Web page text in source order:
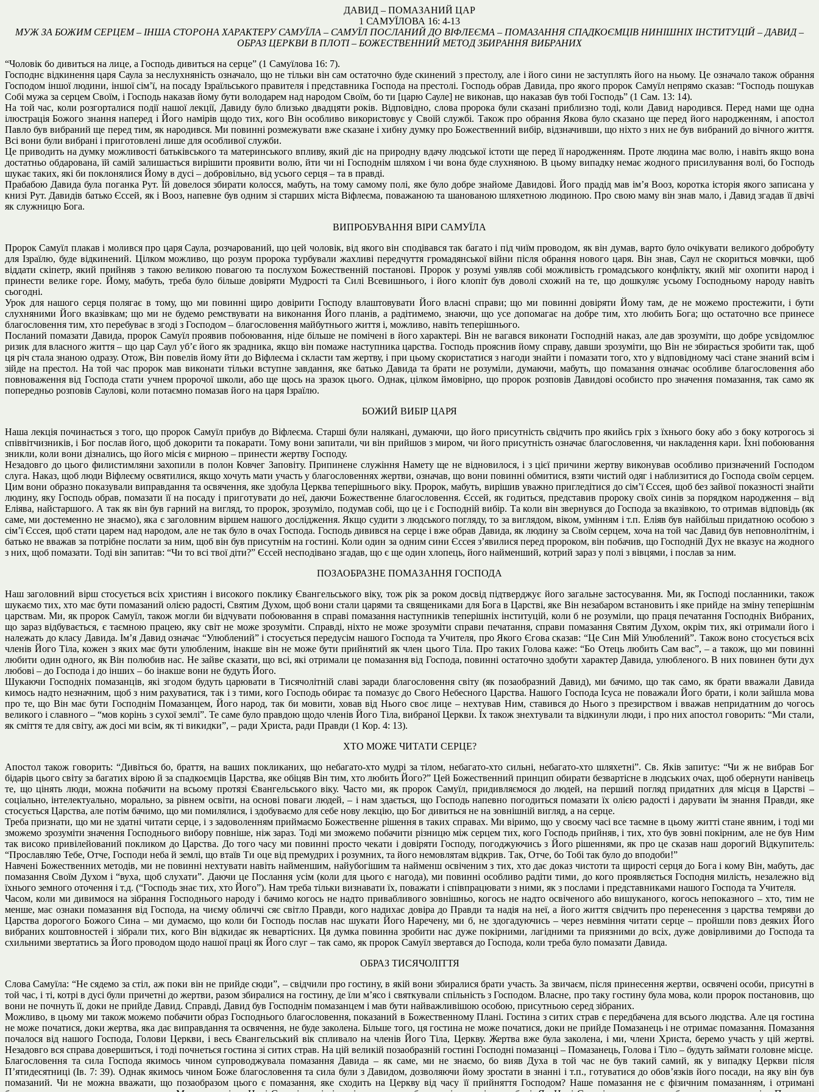
ДАВИД – ПОМАЗАНИЙ ЦАР
1 САМУЇЛОВА 16: 4-13
МУЖ ЗА БОЖИМ СЕРЦЕМ – ІНША СТОРОНА ХАРАКТЕРУ САМУЇЛА – САМУЇЛ ПОСЛАНИЙ ДО ВІФЛЕЄМА – ПОМАЗАННЯ СПАДКОЄМЦІВ НИНІШНІХ ІНСТИТУЦІЙ – ДАВИД –
ОБРАЗ ЦЕРКВИ В ПЛОТІ – БОЖЕСТВЕННИЙ МЕТОД ЗБИРАННЯ ВИБРАНИХ
“Чоловік бо дивиться на лице, а Господь дивиться на серце” (1 Самуїлова 16: 7).
Господнє відкинення царя Саула за неслухняність означало, що не тільки він сам остаточно буде скинений з престолу, але і його сини не заступлять його на ньому. Це означало також обрання
Господом іншої людини, іншої сім’ї, на посаду Ізраїльського правителя і представника Господа на престолі. Господь обрав Давида, про якого пророк Самуїл непрямо сказав: “Господь пошукав
Собі мужа за серцем Своїм, і Господь наказав йому бути володарем над народом Своїм, бо ти [царю Сауле] не виконав, що наказав був тобі Господь” (1 Сам. 13: 14).
На той час, коли розгорталися події нашої лекції, Давиду було близько двадцяти років. Відповідно, слова пророка були сказані приблизно тоді, коли Давид народився. Перед нами ще одна
ілюстрація Божого знання наперед і Його намірів щодо тих, кого Він особливо використовує у Своїй службі. Також про обрання Якова було сказано ще перед його народженням, і апостол
Павло був вибраний ще перед тим, як народився. Ми повинні розмежувати вже сказане і хибну думку про Божественний вибір, відзначивши, що ніхто з них не був вибраний до вічного життя.
Всі вони були вибрані і приготовлені лише для особливої служби.
Це приводить на думку можливості батьківського та материнського впливу, який діє на природну вдачу людської істоти ще перед її народженням. Проте людина має волю, і навіть якщо вона
достатньо обдарована, їй самій залишається вирішити проявити волю, йти чи ні Господнім шляхом і чи вона буде слухняною. В цьому випадку немає жодного присилування волі, бо Господь
шукає таких, які би поклонялися Йому в дусі – добровільно, від усього серця – та в правді.
Прабабою Давида була поганка Рут. Їй довелося збирати колосся, мабуть, на тому самому полі, яке було добре знайоме Давидові. Його прадід мав ім’я Вооз, коротка історія якого записана у
книзі Рут. Давидів батько Єссей, як і Вооз, напевне був одним зі старших міста Віфлеєма, поважаною та шанованою шляхетною людиною. Про свою маму він знав мало, і Давид згадав її двічі
як служницю Бога.
ВИПРОБУВАННЯ ВІРИ САМУЇЛА
Пророк Самуїл плакав і молився про царя Саула, розчарований, що цей чоловік, від якого він сподівався так багато і під чиїм проводом, як він думав, варто було очікувати великого добробуту
для Ізраїлю, буде відкинений. Цілком можливо, що розум пророка турбували жахливі передчуття громадянської війни після обрання нового царя. Він знав, Саул не скориться мовчки, щоб
віддати скіпетр, який прийняв з такою великою повагою та послухом Божественній постанові. Пророк у розумі уявляв собі можливість громадського конфлікту, який міг охопити народ і
принести велике горе. Йому, мабуть, треба було більше довіряти Мудрості та Силі Всевишнього, і його клопіт був доволі схожий на те, що дошкуляє усьому Господньому народу навіть
сьогодні.
Урок для нашого серця полягає в тому, що ми повинні щиро довірити Господу влаштовувати Його власні справи; що ми повинні довіряти Йому там, де не можемо простежити, і бути
слухняними Його вказівкам; що ми не будемо ремствувати на виконання Його планів, а радітимемо, знаючи, що усе допомагає на добре тим, хто любить Бога; що остаточно все принесе
благословення тим, хто перебуває в згоді з Господом – благословення майбутнього життя і, можливо, навіть теперішнього.
Посланий помазати Давида, пророк Самуїл проявив побоювання, ніде більше не помічені в його характері. Він не вагався виконати Господній наказ, але дав зрозуміти, що добре усвідомлює
ризик для власного життя – що цар Саул уб’є його як зрадника, якщо він помаже наступника царства. Господь прояснив йому справу, давши зрозуміти, що Він не збирається зробити так, щоб
ця річ стала знаною одразу. Отож, Він повелів йому йти до Віфлеєма і скласти там жертву, і при цьому скористатися з нагоди знайти і помазати того, хто у відповідному часі стане знаний всім і
зійде на престол. На той час пророк мав виконати тільки вступне завдання, яке батько Давида та брати не розуміли, думаючи, мабуть, що помазання означає особливе благословення або
повноваження від Господа стати учнем пророчої школи, або ще щось на зразок цього. Однак, цілком ймовірно, що пророк розповів Давидові особисто про значення помазання, так само як
попередньо розповів Саулові, коли потаємно помазав його на царя Ізраїлю.
БОЖИЙ ВИБІР ЦАРЯ
Наша лекція починається з того, що пророк Самуїл прибув до Віфлеєма. Старші були налякані, думаючи, що його присутність свідчить про якийсь гріх з їхнього боку або з боку котрогось зі
співвітчизників, і Бог послав його, щоб докорити та покарати. Тому вони запитали, чи він прийшов з миром, чи його присутність означає благословення, чи накладення кари. Їхні побоювання
зникли, коли вони дізнались, що його місія є мирною – принести жертву Господу.
Незадовго до цього филистимляни захопили в полон Ковчег Заповіту. Припинене служіння Намету ще не відновилося, і з цієї причини жертву виконував особливо призначений Господом
слуга. Наказ, щоб люди Віфлеєму освятилися, якщо хочуть мати участь у благословеннях жертви, означав, що вони повинні обмитися, взяти чистий одяг і наблизитися до Господа своїм серцем.
Цим вони образно показували виправдання та освячення, яке здобула Церква теперішнього віку. Пророк, мабуть, вирішив уважно пригледітися до сім’ї Єссея, щоб без зайвої показності знайти
людину, яку Господь обрав, помазати її на посаду і приготувати до неї, даючи Божественне благословення. Єссей, як годиться, представив пророку своїх синів за порядком народження – від
Еліява, найстаршого. А так як він був гарний на вигляд, то пророк, зрозуміло, подумав собі, що це і є Господній вибір. Та коли він звернувся до Господа за вказівкою, то отримав відповідь (як
саме, ми достеменно не знаємо), яка є заголовним віршем нашого дослідження. Якщо судити з людського погляду, то за виглядом, віком, умінням і т.п. Еліяв був найбільш придатною особою з
сім’ї Єссея, щоб стати царем над народом, але не так було в очах Господа. Господь дивився на серце і вже обрав Давида, як людину за Своїм серцем, хоча на той час Давид був неповнолітнім, і
батько не вважав за потрібне послати за ним, щоб він був присутнім на гостині. Коли один за одним сини Єссея з’явилися перед пророком, він побачив, що Господній Дух не вказує на жодного
з них, щоб помазати. Тоді він запитав: “Чи то всі твої діти?” Єссей несподівано згадав, що є ще один хлопець, його найменший, котрий зараз у полі з вівцями, і послав за ним.
ПОЗАОБРАЗНЕ ПОМАЗАННЯ ГОСПОДА
Наш заголовний вірш стосується всіх християн і високого поклику Євангельського віку, тож рік за роком досвід підтверджує його загальне застосування. Ми, як Господі посланники, також
шукаємо тих, хто має бути помазаний олією радості, Святим Духом, щоб вони стали царями та священиками для Бога в Царстві, яке Він незабаром встановить і яке прийде на зміну теперішнім
царствам. Ми, як пророк Самуїл, також могли би відчувати побоювання в справі помазання наступників теперішніх інституцій, коли б не розуміли, що праця печатання Господніх Вибраних,
що зараз відбувається, є таємною працею, яку світ не може зрозуміти. Справді, ніхто не може зрозуміти справи печатання, справи помазання Святим Духом, окрім тих, які отримали його і
належать до класу Давида. Ім’я Давид означає “Улюблений” і стосується передусім нашого Господа та Учителя, про Якого Єгова сказав: “Це Син Мій Улюблений”. Також воно стосується всіх
членів Його Тіла, кожен з яких має бути улюбленим, інакше він не може бути прийнятий як член цього Тіла. Про таких Голова каже: “Бо Отець любить Сам вас”, – а також, що ми повинні
любити один одного, як Він полюбив нас. Не зайве сказати, що всі, які отримали це помазання від Господа, повинні остаточно здобути характер Давида, улюбленого. В них повинен бути дух
любові – до Господа і до інших – бо інакше вони не будуть Його.
Шукаючи Господніх помазанців, які згодом будуть царювати в Тисячолітній славі заради благословення світу (як позаобразний Давид), ми бачимо, що так само, як брати вважали Давида
кимось надто незначним, щоб з ним рахуватися, так і з тими, кого Господь обирає та помазує до Свого Небесного Царства. Нашого Господа Ісуса не поважали Його брати, і коли зайшла мова
про те, що Він має бути Господнім Помазанцем, Його народ, так би мовити, ховав від Нього своє лице – нехтував Ним, ставився до Нього з презирством і вважав непридатним до чогось
великого і славного – “мов корінь з сухої землі”. Те саме було правдою щодо членів Його Тіла, вибраної Церкви. Їх також знехтували та відкинули люди, і про них апостол говорить: “Ми стали,
як сміття те для світу, аж досі ми всім, як ті викидки”, – ради Христа, ради Правди (1 Кор. 4: 13).
ХТО МОЖЕ ЧИТАТИ СЕРЦЕ?
Апостол також говорить: “Дивіться бо, браття, на ваших покликаних, що небагато-хто мудрі за тілом, небагато-хто сильні, небагато-хто шляхетні”. Св. Яків запитує: “Чи ж не вибрав Бог
бідарів цього світу за багатих вірою й за спадкоємців Царства, яке обіцяв Він тим, хто любить Його?” Цей Божественний принцип обирати безвартісне в людських очах, щоб обернути нанівець
те, що цінять люди, можна побачити на всьому протязі Євангельського віку. Часто ми, як пророк Самуїл, придивляємося до людей, на перший погляд придатних для місця в Царстві –
соціально, інтелектуально, морально, за рівнем освіти, на основі поваги людей, – і нам здається, що Господь напевно погодиться помазати їх олією радості і дарувати їм знання Правди, яке
стосується Царства, але потім бачимо, що ми помилялися, і здобуваємо для себе нову лекцію, що Бог дивиться не на зовнішній вигляд, а на серце.
Треба признати, що ми не здатні читати серце, і з задоволенням приймаємо Божественне рішення в таких справах. Ми віримо, що у своєму часі все таємне в цьому житті стане явним, і тоді ми
зможемо зрозуміти значення Господнього вибору повніше, ніж зараз. Тоді ми зможемо побачити різницю між серцем тих, кого Господь прийняв, і тих, хто був зовні покірним, але не був Ним
так високо привілейований покликом до Царства. До того часу ми повинні просто чекати і довіряти Господу, погоджуючись з Його рішеннями, як про це сказав наш дорогий Відкупитель:
“Прославляю Тебе, Отче, Господи неба й землі, що втаїв Ти оце від премудрих і розумних, та його немовлятам відкрив. Так, Отче, бо Тобі так було до вподоби!”
Навчені Божественних методів, ми не повинні нехтувати навіть найменшим, найубогішим та найменш освіченим з тих, хто дає доказ чистоти та щирості серця до Бога і кому Він, мабуть, дає
помазання Своїм Духом і “вуха, щоб слухати”. Даючи це Послання усім (коли для цього є нагода), ми повинні особливо радіти тими, до кого проявляється Господня милість, незалежно від
їхнього земного оточення і т.д. (“Господь знає тих, хто Його”). Нам треба тільки визнавати їх, поважати і співпрацювати з ними, як з послами і представниками нашого Господа та Учителя.
Часом, коли ми дивимося на зібрання Господнього народу і бачимо когось не надто привабливого зовнішньо, когось не надто освіченого або вишуканого, когось непоказного – хто, тим не
менше, має ознаки помазання від Господа, на чиєму обличчі сяє світло Правди, кого надихає довіра до Правди та надія на неї, а його життя свідчить про перенесення з царства темряви до
Царства дорогого Божого Сина – ми думаємо, що коли би Господь послав нас шукати Його Наречену, ми б, не здогадуючись – через невміння читати серце – пройшли повз деяких Його
вибраних коштовностей і зібрали тих, кого Він відкидає як невартісних. Ця думка повинна зробити нас дуже покірними, лагідними та приязними до всіх, дуже довірливими до Господа та
схильними звертатись за Його проводом щодо нашої праці як Його слуг – так само, як пророк Самуїл звертався до Господа, коли треба було помазати Давида.
ОБРАЗ ТИСЯЧОЛІТТЯ
Слова Самуїла: “Не сядемо за стіл, аж поки він не прийде сюди”, – свідчили про гостину, в якій вони збиралися брати участь. За звичаєм, після принесення жертви, освячені особи, присутні в
той час, і ті, котрі в дусі були причетні до жертви, разом збиралися на гостину, де їли м’ясо і святкували спільність з Господом. Власне, про таку гостину була мова, коли пророк постановив, що
вони не почнуть її, доки не прийде Давид. Справді, Давид був Господнім помазанцем і мав бути найважливішою особою, присутньою серед зібраних.
Можливо, в цьому ми також можемо побачити образ Господнього благословення, показаний в Божественному Плані. Гостина з ситих страв є передбачена для всього людства. Але ця гостина
не може початися, доки жертва, яка дає виправдання та освячення, не буде заколена. Більше того, ця гостина не може початися, доки не прийде Помазанець і не отримає помазання. Помазання
почалося від нашого Господа, Голови Церкви, і весь Євангельський вік спливало на членів Його Тіла, Церкву. Жертва вже була заколена, і ми, члени Христа, беремо участь у цій жертві.
Незадовго вся справа довершиться, і тоді почнеться гостина зі ситих страв. На цій великій позаобразній гостині Господні помазанці – Помазанець, Голова і Тіло – будуть займати головне місце.
Благословення та сила Господа якимось чином супроводжувала помазання Давида – як саме, ми не знаємо, бо вияв Духа в той час не був такий самий, як у випадку Церкви після
П’ятидесятниці (Ів. 7: 39). Однак якимось чином Боже благословення та сила були з Давидом, дозволяючи йому зростати в знанні і т.п., готуватися до обов’язків його посади, на яку він був
помазаний. Чи не можна вважати, що позаобразом цього є помазання, яке сходить на Церкву від часу її прийняття Господом? Наше помазання не є фізичним помазанням, і отримані